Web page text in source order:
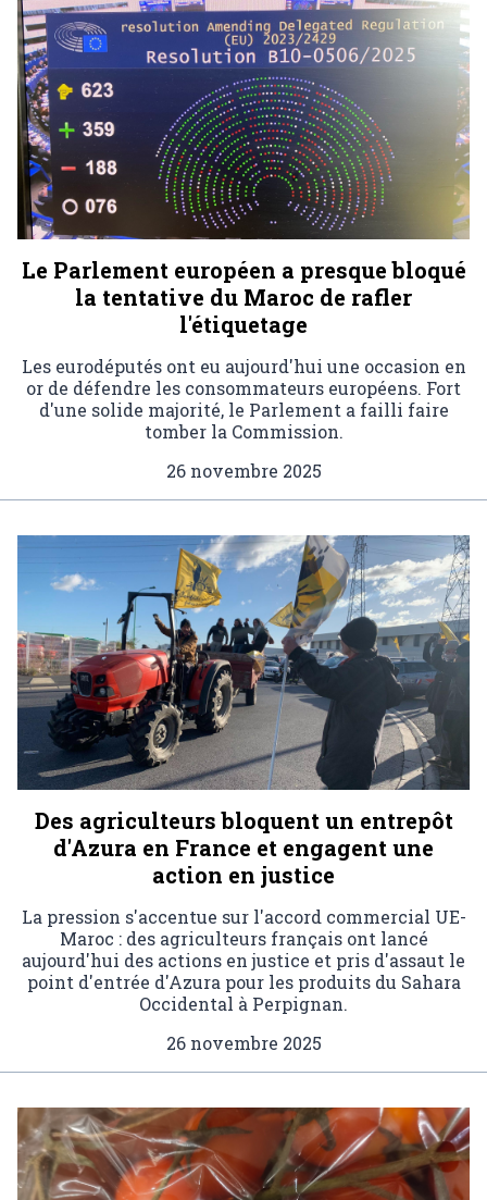
Le Parlement européen a presque bloqué
la tentative du Maroc de rafler
l'étiquetage
Les eurodéputés ont eu aujourd'hui une occasion en
or de défendre les consommateurs européens. Fort
d'une solide majorité, le Parlement a failli faire
tomber la Commission.
26 novembre 2025
Des agriculteurs bloquent un entrepôt
d'Azura en France et engagent une
action en justice
La pression s'accentue sur l'accord commercial UE-
Maroc : des agriculteurs français ont lancé
aujourd'hui des actions en justice et pris d'assaut le
point d'entrée d'Azura pour les produits du Sahara
Occidental à Perpignan.
26 novembre 2025